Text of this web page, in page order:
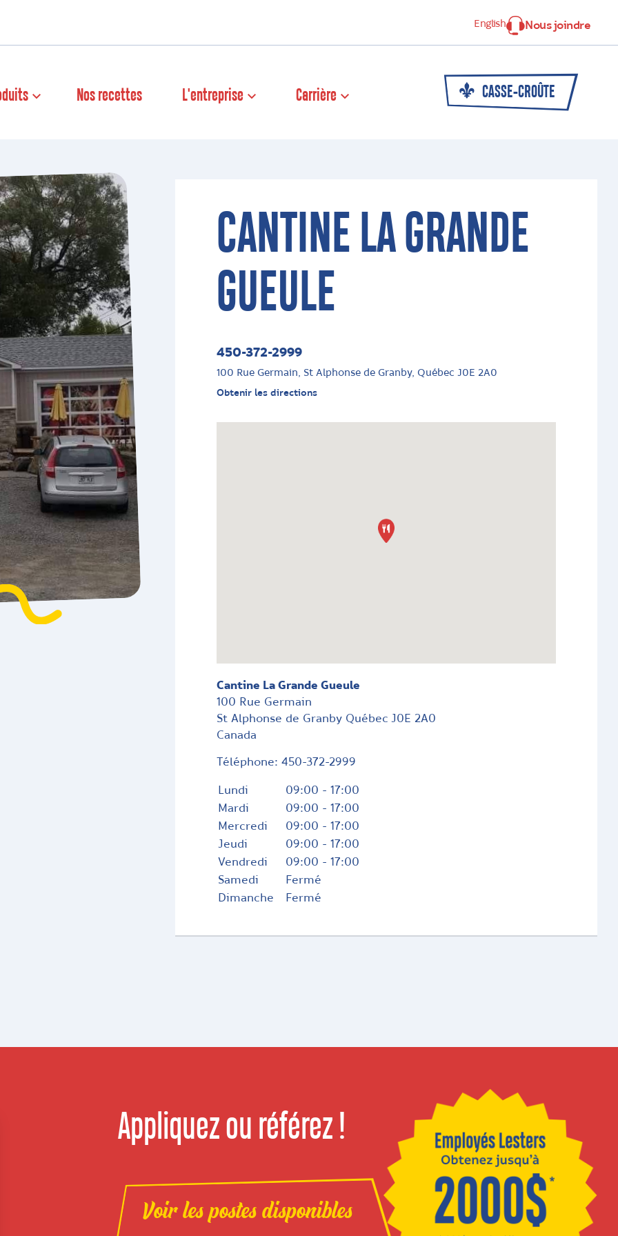
English Nous joindre
Nos recettes L'entreprise Carrière CASSE-CROÛTE
CANTINE LA GRANDE
GUEULE
450-372-2999
100 Rue Germain, St Alphonse de Granby, Québec J0E 2A0
Obtenir les directions
Cantine La Grande Gueule
100 Rue Germain
St Alphonse de Granby Québec J0E 2A0
Canada
Téléphone: 450-372-2999
Lundi
09:00 - 17:00
Mardi
09:00 - 17:00
Mercredi
09:00 - 17:00
Jeudi
09:00 - 17:00
Vendredi
09:00 - 17:00
Samedi
Fermé
Dimanche
Fermé
Appliquez ou référez !
Voir les postes disponibles